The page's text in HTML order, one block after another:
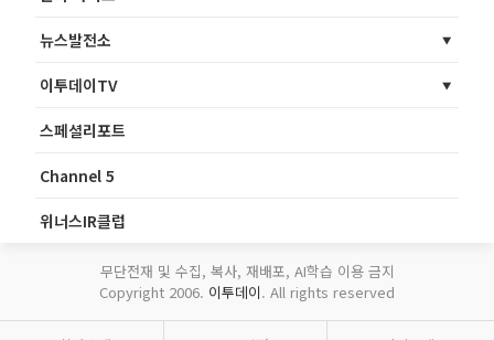
뉴스발전소
이투데이TV
스페셜리포트
Channel 5
위너스IR클럽
무단전재 및 수집, 복사, 재배포, AI학습 이용 금지
Copyright 2006. 이투데이. All rights reserved